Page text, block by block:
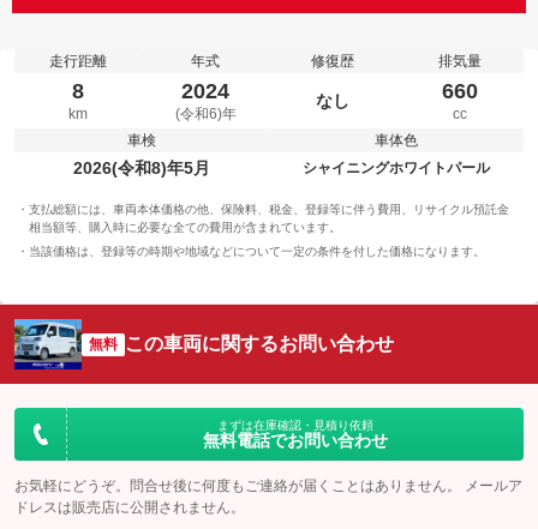
走行距離
8
km
年式
2024
(令和6)年
修復歴
なし
排気量
660
cc
車検
2026(令和8)年5月
車体色
シャイニングホワイトパール
支払総額には、車両本体価格の他、保険料、税金、登録等に伴う費用、リサイクル預託金
相当額等、購入時に必要な全ての費用が含まれています。
当該価格は、登録等の時期や地域などについて一定の条件を付した価格になります。
無料 この車両に関するお問い合わせ
まずは在庫確認・見積り依頼
無料電話でお問い合わせ
お気軽にどうぞ。問合せ後に何度もご連絡が届くことはありません。 メールア
ドレスは販売店に公開されません。